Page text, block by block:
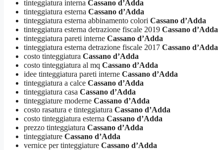
tinteggiatura interna Cassano d’Adda
tinteggiatura esterna Cassano d’Adda
tinteggiatura esterna abbinamento colori Cassano d’Adda
tinteggiatura esterna detrazione fiscale 2019 Cassano d’Adda
tinteggiatura pareti interne Cassano d’Adda
tinteggiatura esterna detrazione fiscale 2017 Cassano d’Adda
costo tinteggiatura Cassano d’Adda
costo tinteggiatura al mq Cassano d’Adda
idee tinteggiatura pareti interne Cassano d’Adda
tinteggiatura a calce Cassano d’Adda
tinteggiatura casa Cassano d’Adda
tinteggiature moderne Cassano d’Adda
costo rasatura e tinteggiatura Cassano d’Adda
costo tinteggiatura esterna Cassano d’Adda
prezzo tinteggiatura Cassano d’Adda
tinteggiature Cassano d’Adda
vernice per tinteggiature Cassano d’Adda